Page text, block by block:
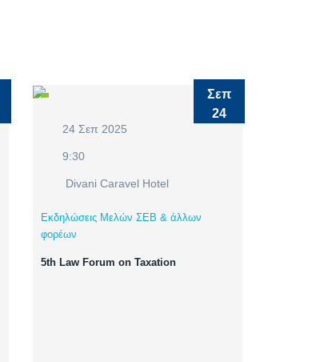
Σεπ
24
24 Σεπ 2025
9:30
Divani Caravel Hotel
Εκδηλώσεις Μελών ΣΕΒ & άλλων
φορέων
5th Law Forum on Taxation